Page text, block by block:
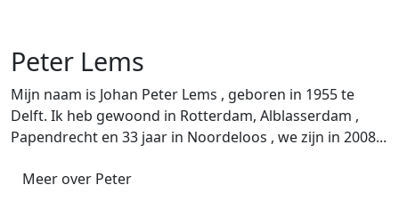
Peter Lems
Mijn naam is Johan Peter Lems , geboren in 1955 te
Delft. Ik heb gewoond in Rotterdam, Alblasserdam ,
Papendrecht en 33 jaar in Noordeloos , we zijn in 2008...
Meer over Peter